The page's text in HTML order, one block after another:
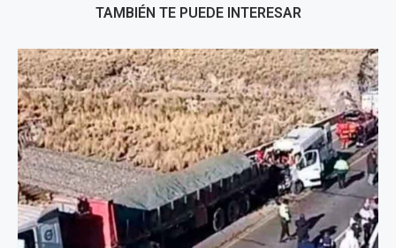
TAMBIÉN TE PUEDE INTERESAR